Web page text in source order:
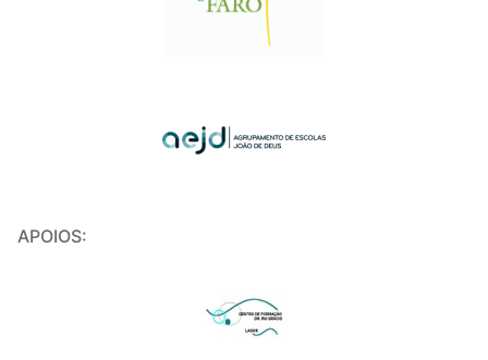
APOIOS: